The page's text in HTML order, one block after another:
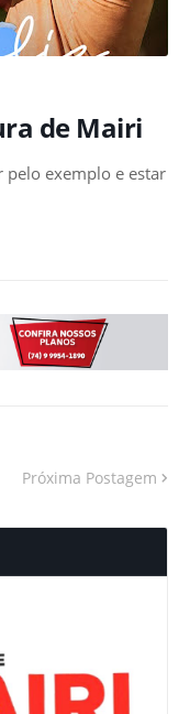
de Mairi
pelo exemplo e estar
Próxima Postagem